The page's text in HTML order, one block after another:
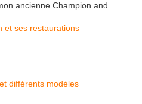
ancienne Champion and
et ses restaurations
différents modèles